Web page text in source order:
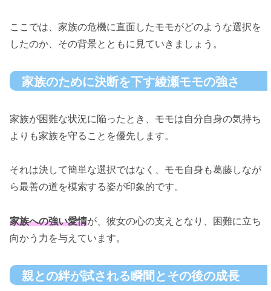
ここでは、家族の危機に直面したモモがどのような選択を
したのか、その背景とともに見ていきましょう。
家族のために決断を下す綾瀬モモの強さ
家族が困難な状況に陥ったとき、モモは自分自身の気持ち
よりも家族を守ることを優先します。
それは決して簡単な選択ではなく、モモ自身も葛藤しなが
ら最善の道を模索する姿が印象的です。
家族への強い愛情が、彼女の心の支えとなり、困難に立ち
向かう力を与えています。
親との絆が試される瞬間とその後の成長